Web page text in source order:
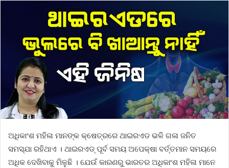
ଅଧିକାଂଶ ମହିଳା ମାନଙ୍କ କ୍ଷେତ୍ରରେ ଥାଇରଏଡ ଭଳି ଗଳା ଜନିତ
ସମସ୍ଯା ରହିଥାଏ । ଥାଇରଏଡ୍ ପୂର୍ବ ସମୟ ଅପେକ୍ଷା ବର୍ତ୍ତମାନ ସମୟରେ
ଅଧିକ ଦେଖିବାକୁ ମିଳୁଛି । ଯେଉଁ କାରଣରୁ ଭାରତର ଅଧିକାଂଶ ମହିଳା ମାନେ